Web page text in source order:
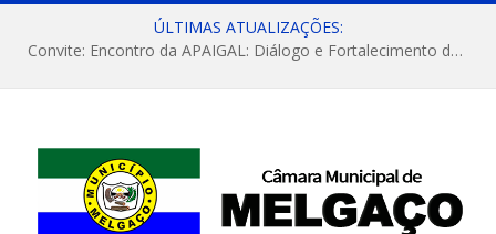
ÚLTIMAS ATUALIZAÇÕES:
Convite: Encontro da APAIGAL: Diálogo e Fortalecimento da Agricultura Familiar